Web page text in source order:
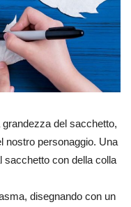
del sacchetto,
nostro personaggio. Una
sacchetto con della colla
disegnando con un